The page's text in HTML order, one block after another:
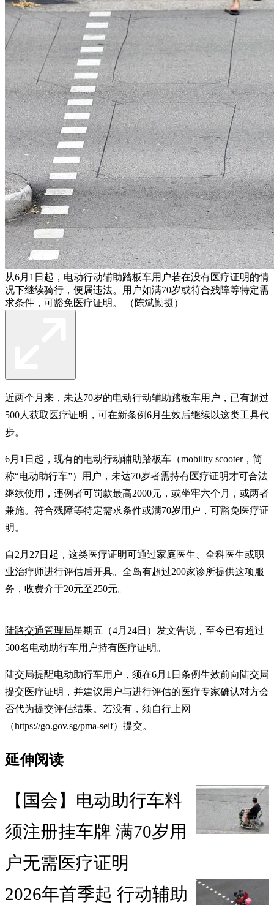
从6月1日起，电动行动辅助踏板车用户若在没有医疗证明的情
况下继续骑行，便属违法。用户如满70岁或符合残障等特定需
求条件，可豁免医疗证明。 （陈斌勤摄）
近两个月来，未达70岁的电动行动辅助踏板车用户，已有超过
500人获取医疗证明，可在新条例6月生效后继续以这类工具代
步。
6月1日起，现有的电动行动辅助踏板车（mobility scooter，简
称“电动助行车”）用户，未达70岁者需持有医疗证明才可合法
继续使用，违例者可罚款最高2000元，或坐牢六个月，或两者
兼施。符合残障等特定需求条件或满70岁用户，可豁免医疗证
明。
自2月27日起，这类医疗证明可通过家庭医生、全科医生或职
业治疗师进行评估后开具。全岛有超过200家诊所提供这项服
务，收费介于20元至250元。
陆路交通管理局星期五（4月24日）发文告说，至今已有超过
500名电动助行车用户持有医疗证明。
陆交局提醒电动助行车用户，须在6月1日条例生效前向陆交局
提交医疗证明，并建议用户与进行评估的医疗专家确认对方会
否代为提交评估结果。若没有，须自行 上网
（https://go.gov.sg/pma-self）提交。
延伸阅读
【国会】电动助行车料
须注册挂车牌 满70岁用
户无需医疗证明
2026年首季起 行动辅助